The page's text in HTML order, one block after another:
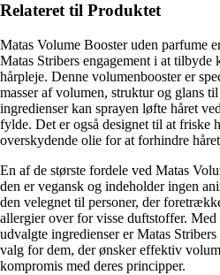
Relateret til Produktet
Matas Volume Booster uden parfume
Matas Stribers engagement i at tilbyde
hårpleje. Denne volumenbooster er
masser af volumen, struktur og glans
ingredienser kan sprayen løfte håret
fylde. Det er også designet til at friske
overskydende olie for at forhindre
En af de største fordele ved Matas
den er vegansk og indeholder ingen
den velegnet til personer, der
allergier over for visse duftstoffer.
udvalgte ingredienser er Matas
valg for dem, der ønsker effektiv
kompromis med deres principper.